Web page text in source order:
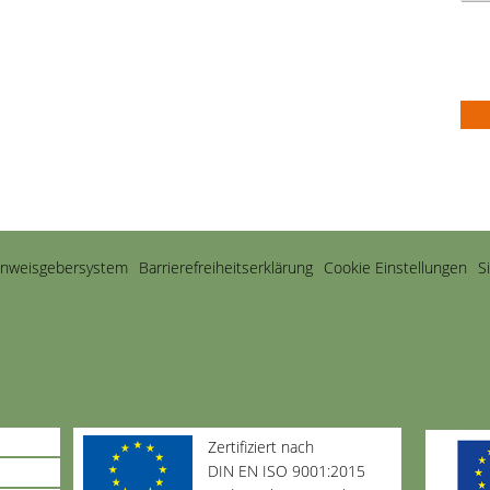
Barriere­freiheits­erklärung Cookie Einstellungen
Zertifiziert nach
DIN EN ISO 9001:2015